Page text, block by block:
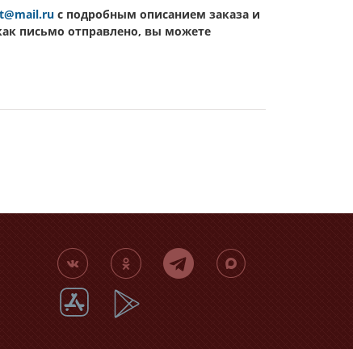
c подробным описанием заказа и
письмо отправлено, вы можете